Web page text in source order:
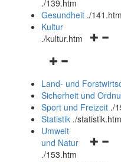
./139.htm
Gesundheit ./141.htm
Kultur
./kultur.htm
Navigationsmenü
und
schließen
Land- und
Sicherheit und
Sport und Freizeit ./
Statistik ./statistik.htm
Umwelt
und Natur
./153.htm